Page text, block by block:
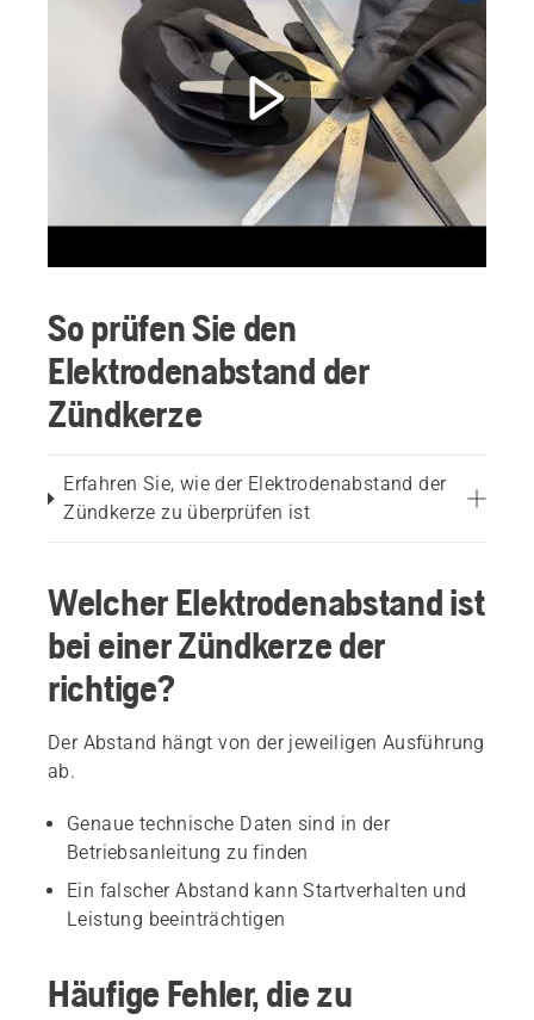
So prüfen Sie den
Elektrodenabstand der
Zündkerze
Erfahren Sie, wie der Elektrodenabstand der
Zündkerze zu überprüfen ist
Welcher Elektrodenabstand ist
bei einer Zündkerze der
richtige?
Der Abstand hängt von der jeweiligen Ausführung
ab.
Genaue technische Daten sind in der
Betriebsanleitung zu finden
Ein falscher Abstand kann Startverhalten und
Leistung beeinträchtigen
Häufige Fehler, die zu